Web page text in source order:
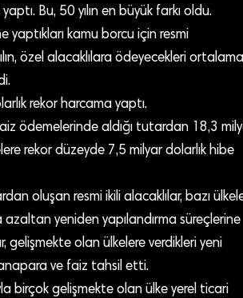
Bu, 50 yılın en büyük farkı oldu.
kamu borcu için resmi
özel alacaklılara ödeyecekleri ortalama
rekor harcama yaptı.
ödemelerinde aldığı tutardan 18,3
rekor düzeyde 7,5 milyar dolarlık hibe
oluşan resmi ikili alacaklılar, bazı
yeniden yapılandırma süreçlerine
gelişmekte olan ülkelere verdikleri yeni
ve faiz tahsil etti.
birçok gelişmekte olan ülke yerel ticari